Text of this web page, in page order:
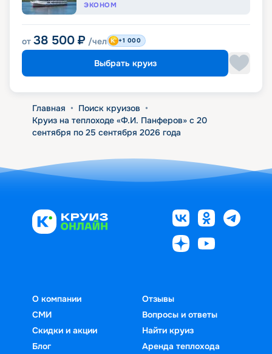
ЭКОНОМ
от 38 500 ₽ /чел +1 000
Выбрать круиз
Главная • Поиск круизов •
Круиз на теплоходе «Ф.И. Панферов» с 20
сентября по 25 сентября 2026 года
О компании
СМИ
Скидки и акции
Блог
Отзывы
Вопросы и ответы
Найти круиз
Аренда теплохода